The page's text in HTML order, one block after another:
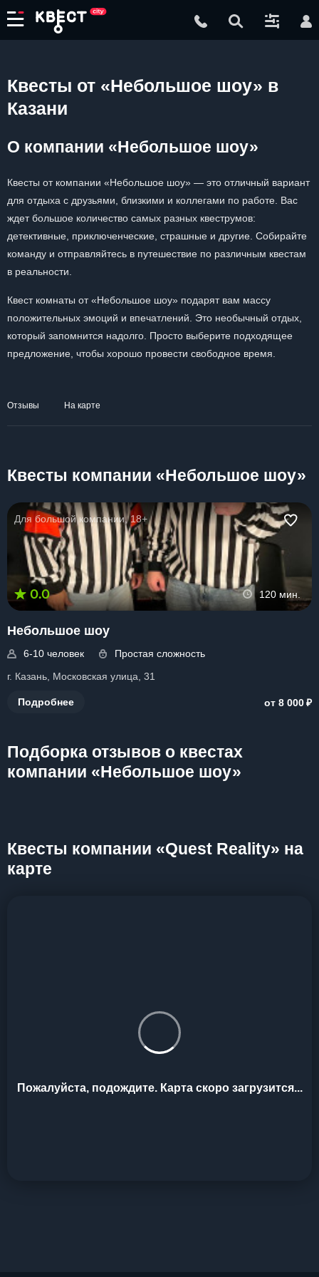
Квесты от «Небольшое шоу» в
Казани
О компании «Небольшое шоу»
Квесты от компании «Небольшое шоу» — это отличный вариант
для отдыха с друзьями, близкими и коллегами по работе. Вас
ждет большое количество самых разных квеструмов:
детективные, приключенческие, страшные и другие. Собирайте
команду и отправляйтесь в путешествие по различным квестам
в реальности.
Квест комнаты от «Небольшое шоу» подарят вам массу
положительных эмоций и впечатлений. Это необычный отдых,
который запомнится надолго. Просто выберите подходящее
предложение, чтобы хорошо провести свободное время.
Отзывы На карте
Квесты компании «Небольшое шоу»
Для большой компании, 18+
0.0 120 мин.
Небольшое шоу
6-10 человек
Простая сложность
г. Казань, Московская улица, 31
Подробнее от 8 000₽
Подборка отзывов о квестах
компании «Небольшое шоу»
Квесты компании «Quest Reality» на
карте
Пожалуйста, подождите. Карта скоро загрузится...